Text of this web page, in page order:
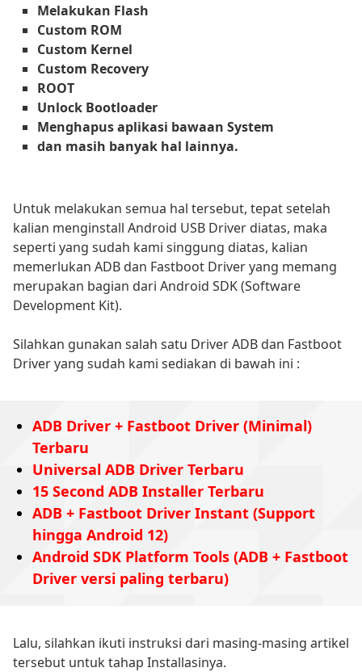
Melakukan Flash
Custom ROM
Custom Kernel
Custom Recovery
ROOT
Unlock Bootloader
Menghapus aplikasi bawaan System
dan masih banyak hal lainnya.
Untuk melakukan semua hal tersebut, tepat setelah
kalian menginstall Android USB Driver diatas, maka
seperti yang sudah kami singgung diatas, kalian
memerlukan ADB dan Fastboot Driver yang memang
merupakan bagian dari Android SDK (Software
Development Kit).
Silahkan gunakan salah satu Driver ADB dan Fastboot
Driver yang sudah kami sediakan di bawah ini :
ADB Driver + Fastboot Driver (Minimal)
Terbaru
Universal ADB Driver Terbaru
15 Second ADB Installer Terbaru
ADB + Fastboot Driver Instant (Support
hingga Android 12)
Android SDK Platform Tools (ADB + Fastboot
Driver versi paling terbaru)
Lalu, silahkan ikuti instruksi dari masing-masing artikel
tersebut untuk tahap Installasinya.